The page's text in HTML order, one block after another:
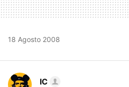
18 Agosto 2008
IC